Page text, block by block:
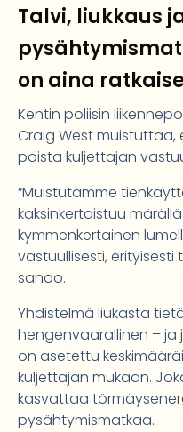
Talvi, liukkaus
on aina
Kentin poliisin
Craig West
poista kuljettajan
“Muistutamme
kaksinkertaistuu
kymmenkertainen
vastuullisesti, erityisesti
sanoo.
Yhdistelmä liukasta
hengenvaarallinen – ja
on asetettu
kuljettajan mukaan.
kasvattaa
pysähtymismatkaa.